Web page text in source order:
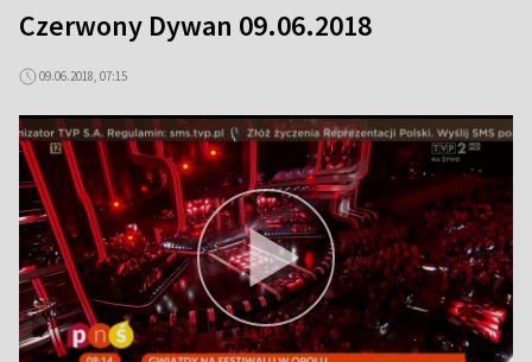
Czerwony Dywan 09.06.2018
09.06.2018, 07:15